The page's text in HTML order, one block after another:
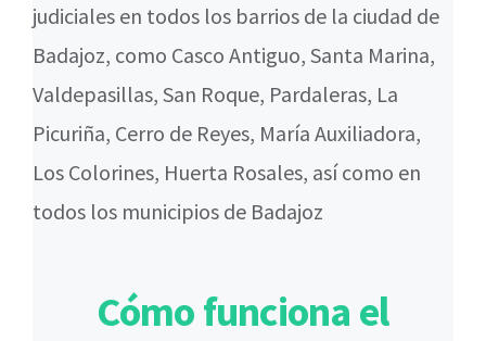
judiciales en todos los barrios de la ciudad de
Badajoz, como Casco Antiguo, Santa Marina,
Valdepasillas, San Roque, Pardaleras, La
Picuriña, Cerro de Reyes, María Auxiliadora,
Los Colorines, Huerta Rosales, así como en
todos los municipios de Badajoz
Cómo funciona el